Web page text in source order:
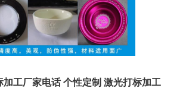
加工厂家电话 个性定制 激光打标加工